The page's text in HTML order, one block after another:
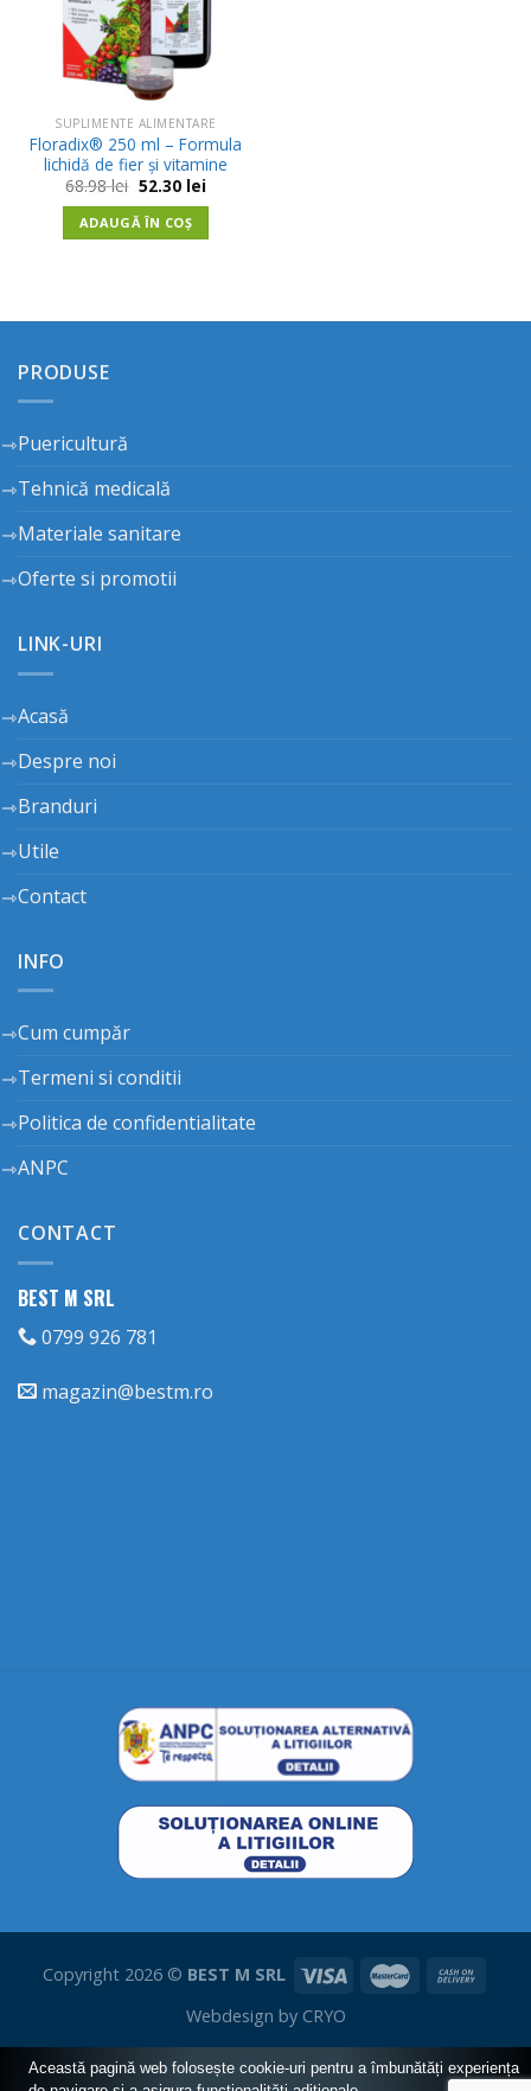
SUPLIMENTE ALIMENTARE
Floradix® 250 ml – Formula
lichidă de fier și vitamine
68.98lei Prețul
a
fost:
68.98 lei.
52.30 leiPrețul
ADAUGĂ ÎN COȘ
PRODUSE
Puericultură
Tehnică medicală
Materiale sanitare
Oferte si promotii
LINK-URI
Acasă
Despre noi
Branduri
Utile
Contact
INFO
Cum cumpăr
Termeni si conditii
Politica de confidentialitate
ANPC
CONTACT
BEST M SRL
0799 926 781
magazin@bestm.ro
Copyright 2026 © BEST M SRL
Webdesign by CRYO
Această pagină web folosește cookie-uri pentru a îmbunătăți experiența